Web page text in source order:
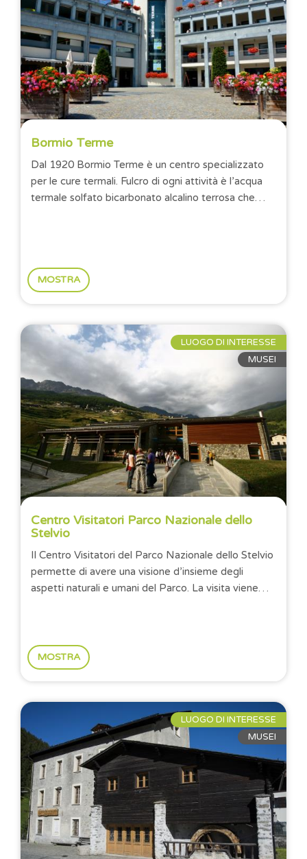
Bormio Terme
Dal 1920 Bormio Terme è un centro specializzato
per le cure termali. Fulcro di ogni attività è l’acqua
termale solfato bicarbonato alcalino terrosa che
MOSTRA
LUOGO DI INTERESSE
MUSEI
Centro Visitatori Parco Nazionale dello
Stelvio
Il Centro Visitatori del Parco Nazionale dello Stelvio
permette di avere una visione d’insieme degli
aspetti naturali e umani del Parco. La visita viene
MOSTRA
LUOGO DI INTERESSE
MUSEI